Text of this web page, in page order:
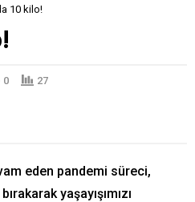
10 kilo!
0
27
eden pandemi süreci,
yaşayışımızı